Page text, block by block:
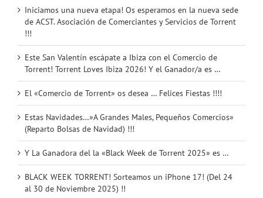
Iniciamos una nueva etapa! Os esperamos en la nueva sede
de ACST. Asociación de Comerciantes y Servicios de Torrent
!!!
Este San Valentín escápate a Ibiza con el Comercio de
Torrent! Torrent Loves Ibiza 2026! Y el Ganador/a es …
El «Comercio de Torrent» os desea … Felices Fiestas !!!!
Estas Navidades…»A Grandes Males, Pequeños Comercios»
(Reparto Bolsas de Navidad) !!!
Y La Ganadora del la «Black Week de Torrent 2025» es …
BLACK WEEK TORRENT! Sorteamos un iPhone 17! (Del 24
al 30 de Noviembre 2025) !!